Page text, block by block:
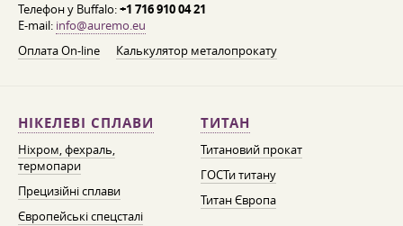
Телефон у Buffalo:+1 716 910 04 21
E-mail: info@auremo.eu
Оплата On-line
Калькулятор металопрокату
НІКЕЛЕВІ СПЛАВИ
Ніхром, фехраль,
термопари
Прецизійні сплави
Європейські спецсталі
ТИТАН
Титановий прокат
ГОСТи титану
Титан Європа